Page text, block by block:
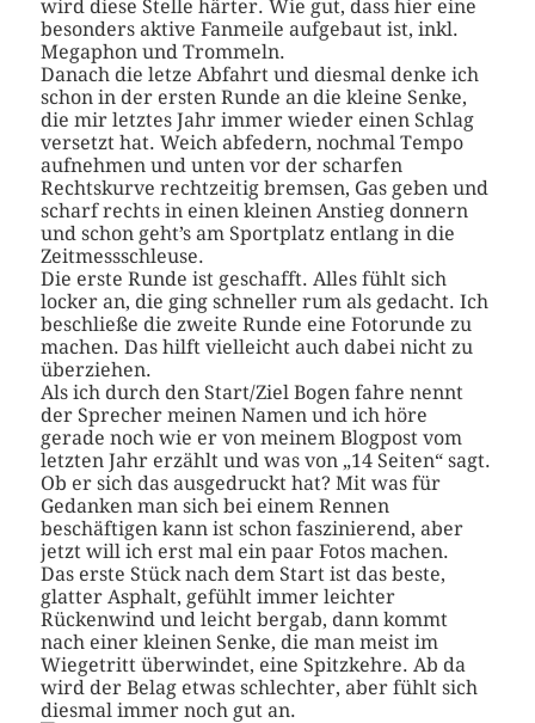
wird diese Stelle härter. Wie gut, dass hier eine
besonders aktive Fanmeile aufgebaut ist, inkl.
Megaphon und Trommeln.
Danach die letze Abfahrt und diesmal denke ich
schon in der ersten Runde an die kleine Senke,
die mir letztes Jahr immer wieder einen Schlag
versetzt hat. Weich abfedern, nochmal Tempo
aufnehmen und unten vor der scharfen
Rechtskurve rechtzeitig bremsen, Gas geben und
scharf rechts in einen kleinen Anstieg donnern
und schon geht’s am Sportplatz entlang in die
Zeitmessschleuse.
Die erste Runde ist geschafft. Alles fühlt sich
locker an, die ging schneller rum als gedacht. Ich
beschließe die zweite Runde eine Fotorunde zu
machen. Das hilft vielleicht auch dabei nicht zu
überziehen.
Als ich durch den Start/Ziel Bogen fahre nennt
der Sprecher meinen Namen und ich höre
gerade noch wie er von meinem Blogpost vom
letzten Jahr erzählt und was von „14 Seiten“ sagt.
Ob er sich das ausgedruckt hat? Mit was für
Gedanken man sich bei einem Rennen
beschäftigen kann ist schon faszinierend, aber
jetzt will ich erst mal ein paar Fotos machen.
Das erste Stück nach dem Start ist das beste,
glatter Asphalt, gefühlt immer leichter
Rückenwind und leicht bergab, dann kommt
nach einer kleinen Senke, die man meist im
Wiegetritt überwindet, eine Spitzkehre. Ab da
wird der Belag etwas schlechter, aber fühlt sich
diesmal immer noch gut an.